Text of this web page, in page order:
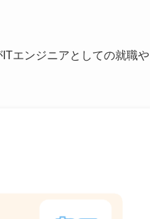
エンジニアとしての就職や